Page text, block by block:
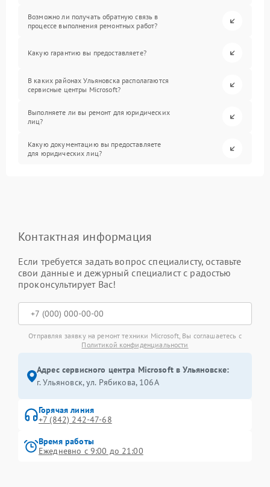
Возможно ли получать обратную связь в
процессе выполнения ремонтных работ?
Какую гарантию вы предоставляете?
В каких районах Ульяновска располагаются
сервисные центры Microsoft?
Выполняете ли вы ремонт для юридических
лиц?
Какую документацию вы предоставляете
для юридических лиц?
Контактная информация
Если требуется задать вопрос специалисту, оставьте
свои данные и дежурный специалист с радостью
проконсультирует Вас!
Отправляя заявку на ремонт техники Microsoft, Вы соглашаетесь с
Политикой конфиденциальности
Адрес сервисного центра Microsoft в Ульяновске:
г. Ульяновск, ул. Рябикова, 106А
Горячая линия
+7 (842) 242-47-68
Время работы
Ежедневно с 9:00 до 21:00